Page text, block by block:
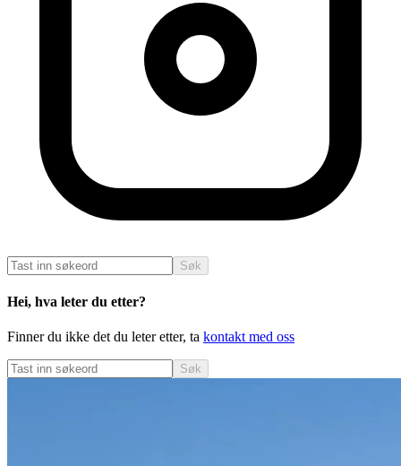
Søk
Hei, hva leter du etter?
Finner du ikke det du leter etter, ta kontakt med oss
Søk